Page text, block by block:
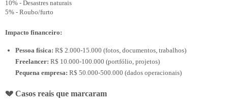
10% - Desastres naturais
Impacto financeiro:
Pessoa física: R$ 2.000-15.000 (fotos, documentos, trabalhos)
Freelancer: R$ 10.000-100.000 (portfólio, projetos)
Pequena empresa: R$ 50.000-500.000 (dados operacionais)
💔 Casos reais que marcaram